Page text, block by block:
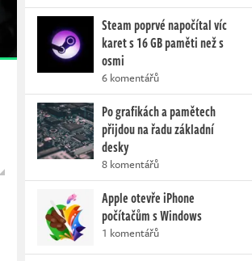
Steam poprvé napočítal víc
karet s 16 GB paměti než s
osmi
6 komentářů
Po grafikách a pamětech
přijdou na řadu základní
desky
8 komentářů
Apple otevře iPhone
počítačům s Windows
1 komentářů